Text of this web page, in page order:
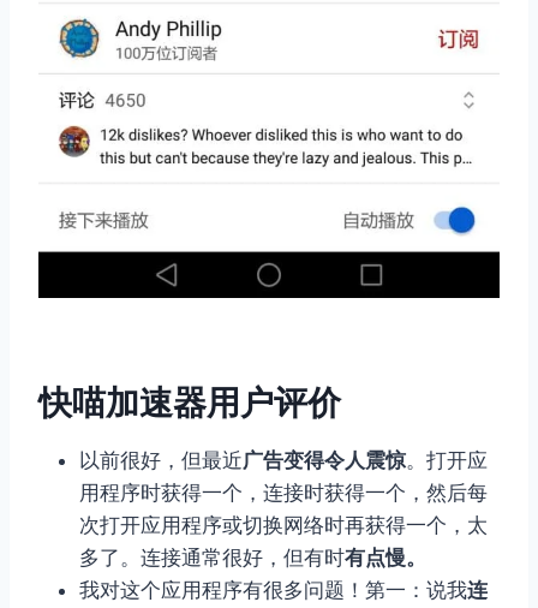
快喵加速器用户评价
以前很好，但最近广告变得令人震惊。打开应
用程序时获得一个，连接时获得一个，然后每
次打开应用程序或切换网络时再获得一个，太
多了。连接通常很好，但有时有点慢。
我对这个应用程序有很多问题！第一：说我连